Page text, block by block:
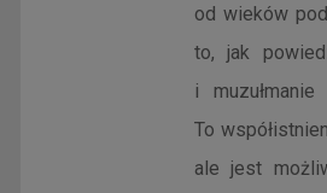
od wieków
to, jak
i
To
ale jest